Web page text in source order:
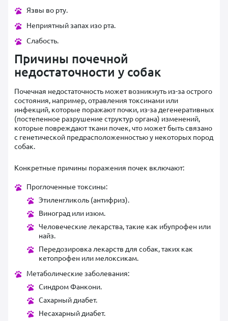
Язвы во рту.
Неприятный запах изо рта.
Слабость.
Причины почечной
недостаточности у собак
Почечная недостаточность может возникнуть из-за острого
состояния, например, отравления токсинами или
инфекций, которые поражают почки, из-за дегенеративных
(постепенное разрушение структур органа) изменений,
которые повреждают ткани почек, что может быть связано
с генетической предрасположенностью у некоторых пород
собак.
Конкретные причины поражения почек включают:
Проглоченные токсины:
Этиленгликоль (антифриз).
Виноград или изюм.
Человеческие лекарства, такие как ибупрофен или
найз.
Передозировка лекарств для собак, таких как
кетопрофен или мелоксикам.
Метаболические заболевания:
Синдром Фанкони.
Сахарный диабет.
Несахарный диабет.